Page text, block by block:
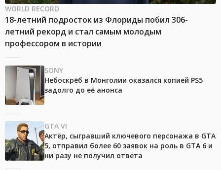
WORLD RECORD
18-летний подросток из Флориды побил 306-
летний рекорд и стал самым молодым
профессором в истории
SONY
Небоскрёб в Монголии оказался копией PS5
задолго до её анонса
GTA VI
Актёр, сыгравший ключевого персонажа в GTA
5, отправил более 60 заявок на роль в GTA 6 и
ни разу не получил ответа